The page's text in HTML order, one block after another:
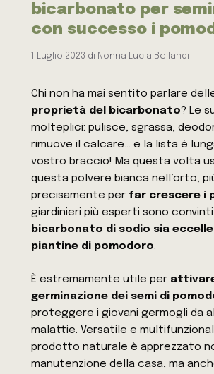
bicarbonato per
con successo i
1 Luglio 2023 di Nonna Lucia Bellandi
Chi non ha mai sentito parlare
proprietà del bicarbonato? Le
molteplici: pulisce, sgrassa,
rimuove il calcare… e la lista è
vostro braccio! Ma questa volta
questa polvere bianca nell’orto,
precisamente per far crescere i
giardinieri più esperti sono
bicarbonato di sodio sia
piantine di pomodoro.
È estremamente utile per
germinazione dei semi di
proteggere i giovani germogli da
malattie. Versatile e
prodotto naturale è apprezzato
manutenzione della casa, ma